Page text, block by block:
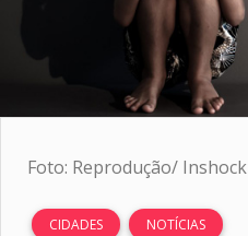
Foto: Reprodução/ Inshock
CIDADES NOTÍCIAS